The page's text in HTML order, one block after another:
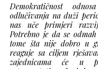
Demokratičnost
odlučivanja na duži
nas uče primjeri
Potrebno je da se
tome šta nije dobro u
reaguje sa ciljem
zajednicama će u